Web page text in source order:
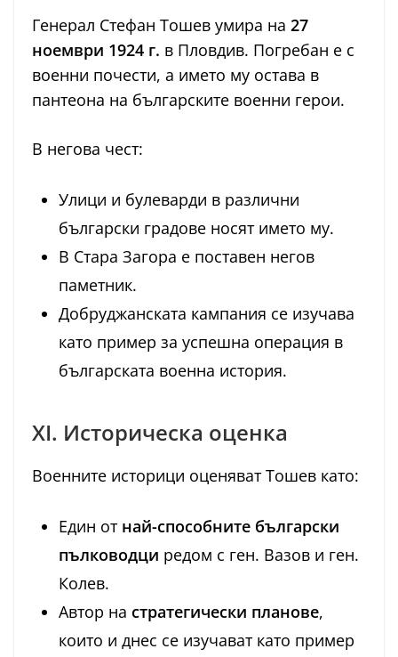
Генерал Стефан Тошев умира на 27
ноември 1924 г. в Пловдив. Погребан е с
военни почести, а името му остава в
пантеона на българските военни герои.
В негова чест:
Улици и булеварди в различни
български градове носят името му.
В Стара Загора е поставен негов
паметник.
Добруджанската кампания се изучава
като пример за успешна операция в
българската военна история.
XI. Историческа оценка
Военните историци оценяват Тошев като:
Един от най-способните български
пълководци редом с ген. Вазов и ген.
Колев.
Автор на стратегически планове,
които и днес се изучават като пример